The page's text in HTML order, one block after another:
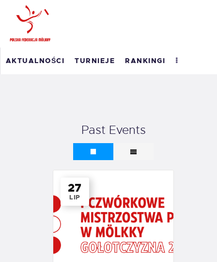
AKTUALNOŚCI TURNIEJE RANKINGI
POLSKI RANKING
EM 2023
KONTAKT
Past Events
27
LIP